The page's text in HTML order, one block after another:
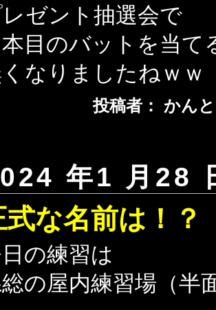
ゼント抽選会で
本目のバットを当て
なりましたねｗｗ
投稿者： かん
年1 月28
式な名前は！？
の練習は
の屋内練習場（半